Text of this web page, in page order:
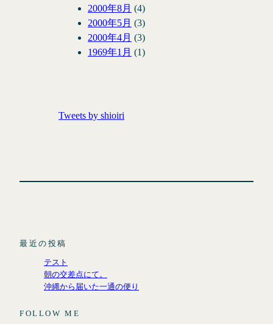
2000年8月 (4)
2000年5月 (3)
2000年4月 (3)
1969年1月 (1)
Tweets by shioiri
最近の投稿
テスト
朝の交差点にて。
沖縄から届いた一通の便り
FOLLOW ME